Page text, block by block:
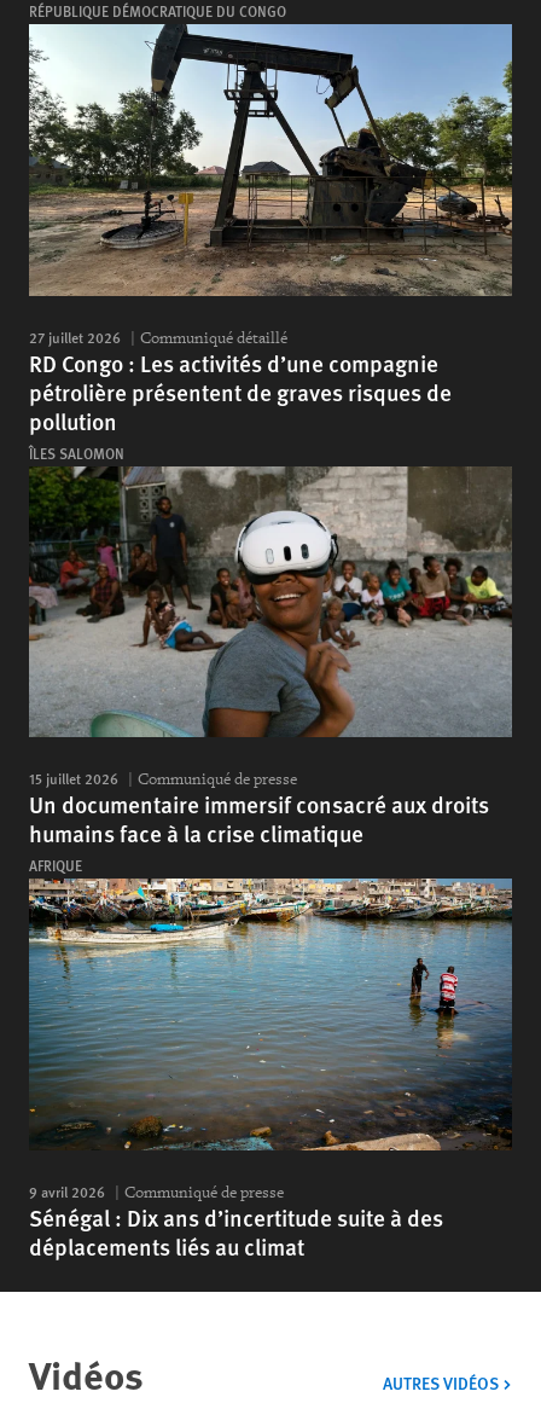
RÉPUBLIQUE DÉMOCRATIQUE DU CONGO
27 juillet 2026 Communiqué détaillé
RD Congo : Les activités d’une compagnie
pétrolière présentent de graves risques de
pollution
ÎLES SALOMON
15 juillet 2026 Communiqué de presse
Un documentaire immersif consacré aux droits
humains face à la crise climatique
AFRIQUE
9 avril 2026 Communiqué de presse
Sénégal : Dix ans d’incertitude suite à des
déplacements liés au climat
Vidéos AUTRES VIDÉOS